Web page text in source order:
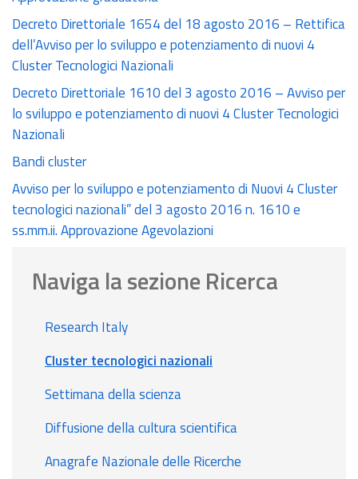
Decreto Direttoriale 1654 del 18 agosto 2016 – Rettifica
dell’Avviso per lo sviluppo e potenziamento di nuovi 4
Cluster Tecnologici Nazionali
Decreto Direttoriale 1610 del 3 agosto 2016 – Avviso per
lo sviluppo e potenziamento di nuovi 4 Cluster Tecnologici
Nazionali
Bandi cluster
Avviso per lo sviluppo e potenziamento di Nuovi 4 Cluster
tecnologici nazionali” del 3 agosto 2016 n. 1610 e
ss.mm.ii. Approvazione Agevolazioni
Naviga la sezione Ricerca
Research Italy
Cluster tecnologici nazionali
Settimana della scienza
Diffusione della cultura scientifica
Anagrafe Nazionale delle Ricerche